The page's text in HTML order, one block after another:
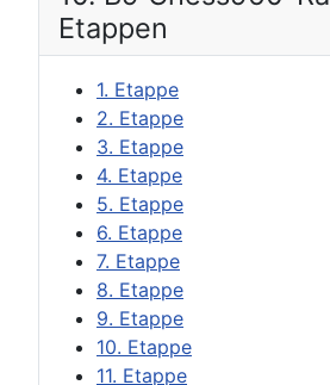
Etappen
1. Etappe
2. Etappe
3. Etappe
4. Etappe
5. Etappe
6. Etappe
7. Etappe
8. Etappe
9. Etappe
10. Etappe
11. Etappe